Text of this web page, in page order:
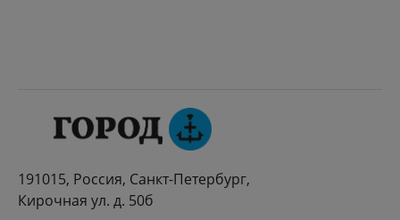
191015, Россия, Санкт-Петербург,
Кирочная ул. д. 50б